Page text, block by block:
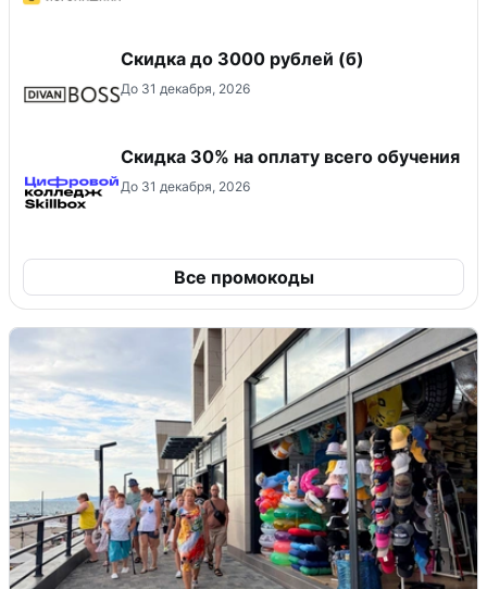
Скидка до 3000 рублей (б)
До 31 декабря, 2026
Скидка 30% на оплату всего обучения
До 31 декабря, 2026
Все промокоды